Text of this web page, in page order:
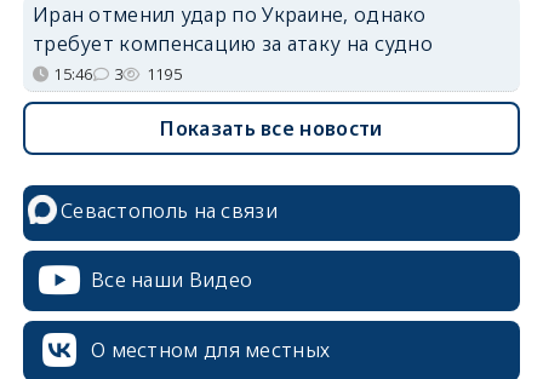
Иран отменил удар по Украине, однако
требует компенсацию за атаку на судно
15:46 3 1195
Показать все новости
Севастополь на связи
Все наши Видео
О местном для местных